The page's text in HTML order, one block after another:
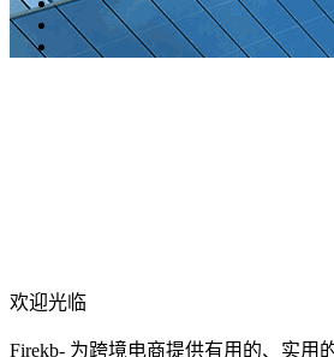
欢迎光临
Firekb- 为跨境电商提供有用的、实用